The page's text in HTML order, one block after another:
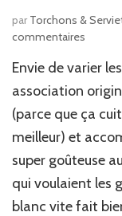
par Torchons &
commentaires
de
poulet
sauce
Envie de varier
association
(parce que ça
meilleur) et
super goûteuse
qui voulaient les
blanc vite fait